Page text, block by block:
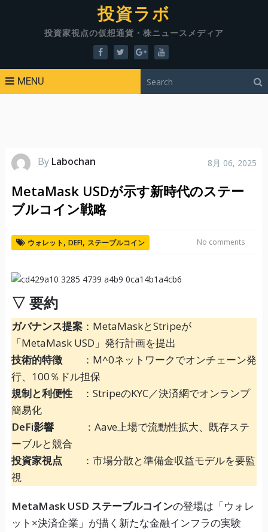
投資ラボ
投資家視点の仮想通貨・株ニュースメディア
MENU
By Labochan 8月 06, 2025
MetaMask USDが示す新時代のステー
ブルコイン戦略
ウォレット, DEFI, ステーブルコイン No comments
▽ 要約
ガバナンス提案：MetaMaskとStripeが
「MetaMask USD」発行計画を提出
技術的特徴：M^0ネットワークでオンチェーン発
行、100％ドル担保
規制と利便性：StripeのKYC／決済網でオンランプ
簡易化
DeFi影響
：Aave上場で流動性拡大、既存ステ
ーブルと競合
投資家視点 ：市場分散と準備金収益モデルを要監
視
MetaMask USD ステーブルコインの登場は「ウォレ
ット×決済企業」が描く新たな金融インフラの実験